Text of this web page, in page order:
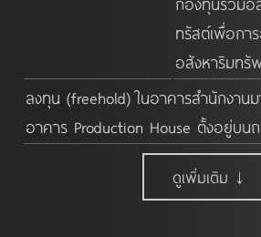
ทรัสต์เพื่อกา
อสังหาริมทรั
ลงทุน (freehold) ในอาคารสำนักงาน
อาคาร Production House ตั้งอยู่บน
ดูเพิ่มเติม ↓